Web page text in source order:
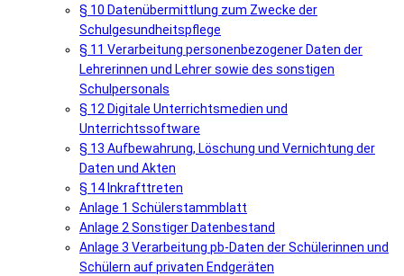
§ 10 Datenübermittlung zum Zwecke der
Schulgesundheitspflege
§ 11 Verarbeitung personenbezogener Daten der
Lehrerinnen und Lehrer sowie des sonstigen
Schulpersonals
§ 12 Digitale Unterrichtsmedien und
Unterrichtssoftware
§ 13 Aufbewahrung, Löschung und Vernichtung der
Daten und Akten
§ 14 Inkrafttreten
Anlage 1 Schülerstammblatt
Anlage 2 Sonstiger Datenbestand
Anlage 3 Verarbeitung pb-Daten der Schülerinnen und
Schülern auf privaten Endgeräten